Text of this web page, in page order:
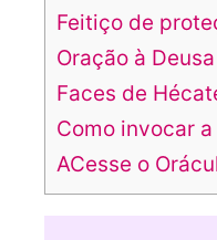
Feitiço de
Oração à
Faces de
Como invocar
ACesse o